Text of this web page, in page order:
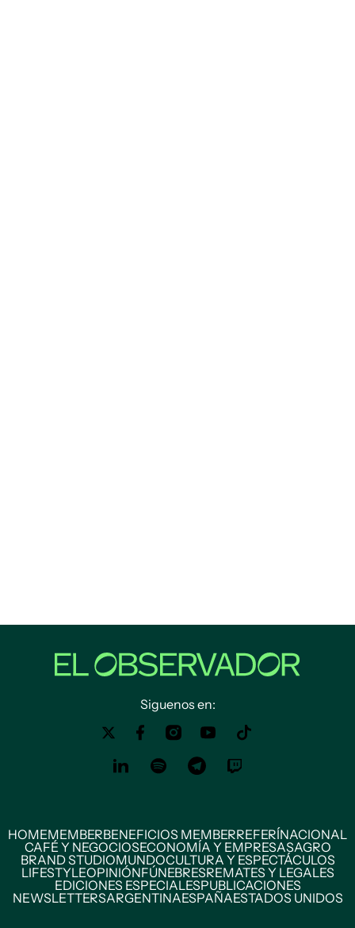
Siguenos en:
HOMEMEMBERBENEFICIOS MEMBERREFERÍNACIONAL
CAFÉ Y NEGOCIOSECONOMÍA Y EMPRESASAGRO
BRAND STUDIOMUNDOCULTURA Y ESPECTÁCULOS
LIFESTYLEOPINIÓNFÚNEBRESREMATES Y LEGALES
EDICIONES ESPECIALESPUBLICACIONES
NEWSLETTERSARGENTINAESPAÑAESTADOS UNIDOS